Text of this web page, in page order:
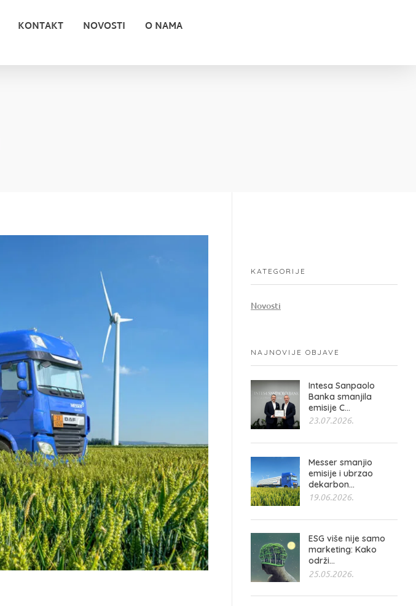
KONTAKT NOVOSTI O NAMA
KATEGORIJE
Novosti
NAJNOVIJE OBJAVE
Intesa Sanpaolo
Banka smanjila
emisije C...
23.07.2026.
Messer smanjio
emisije i ubrzao
dekarbon...
19.06.2026.
ESG više nije samo
marketing: Kako
održi...
25.05.2026.